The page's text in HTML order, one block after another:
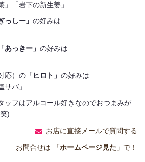
」「岩下の新生姜」
っしー」 の好みは
「あっきー」 の好みは
応）の 「ヒロト」 の好みは
サバ」
ッフはアルコール好きなのでおつまみが
)
お店に直接メールで質問する
お問合せは
「ホームページ見た」 で！